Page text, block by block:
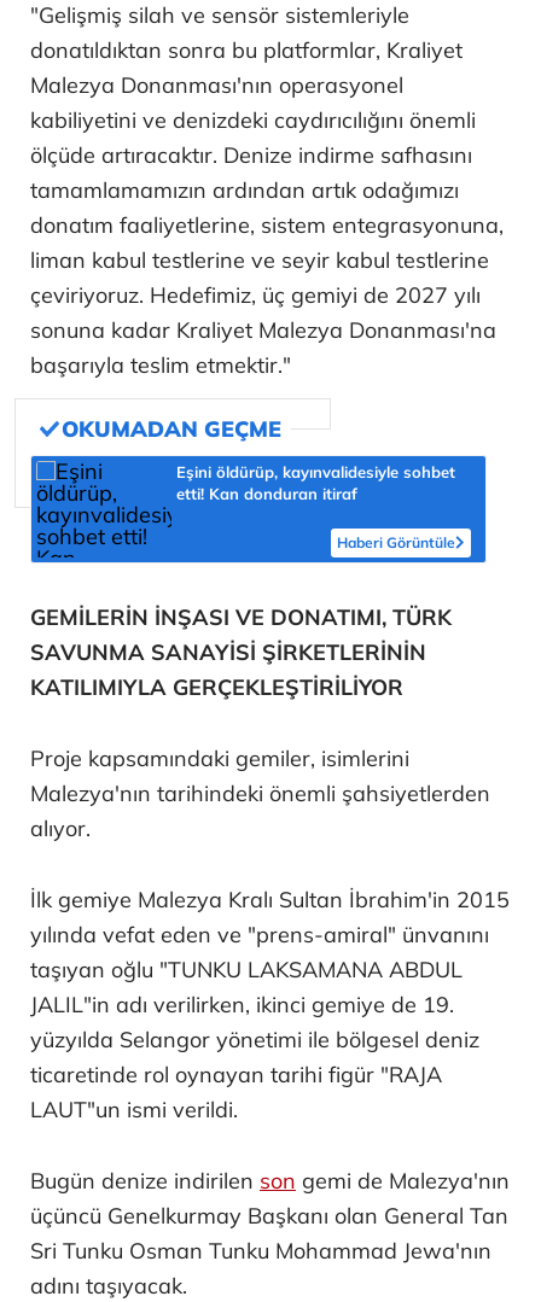
"Gelişmiş silah ve sensör sistemleriyle
donatıldıktan sonra bu platformlar, Kraliyet
Malezya Donanması'nın operasyonel
kabiliyetini ve denizdeki caydırıcılığını önemli
ölçüde artıracaktır. Denize indirme safhasını
tamamlamamızın ardından artık odağımızı
donatım faaliyetlerine, sistem entegrasyonuna,
liman kabul testlerine ve seyir kabul testlerine
çeviriyoruz. Hedefimiz, üç gemiyi de 2027 yılı
sonuna kadar Kraliyet Malezya Donanması'na
başarıyla teslim etmektir."
Eşini öldürüp, kayınvalidesiyle sohbet
etti! Kan donduran itiraf
Haberi Görüntüle
GEMİLERİN İNŞASI VE DONATIMI, TÜRK
SAVUNMA SANAYİSİ ŞİRKETLERİNİN
KATILIMIYLA GERÇEKLEŞTİRİLİYOR
Proje kapsamındaki gemiler, isimlerini
Malezya'nın tarihindeki önemli şahsiyetlerden
alıyor.
İlk gemiye Malezya Kralı Sultan İbrahim'in 2015
yılında vefat eden ve "prens-amiral" ünvanını
taşıyan oğlu "TUNKU LAKSAMANA ABDUL
JALIL"in adı verilirken, ikinci gemiye de 19.
yüzyılda Selangor yönetimi ile bölgesel deniz
ticaretinde rol oynayan tarihi figür "RAJA
LAUT"un ismi verildi.
Bugün denize indirilen son gemi de Malezya'nın
üçüncü Genelkurmay Başkanı olan General Tan
Sri Tunku Osman Tunku Mohammad Jewa'nın
adını taşıyacak.